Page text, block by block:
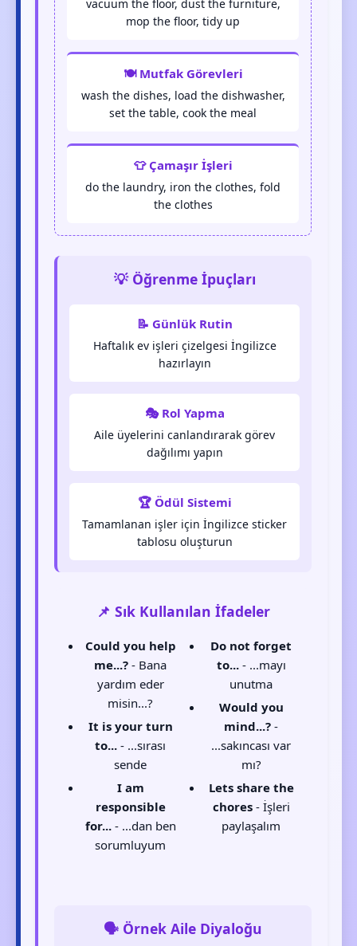
vacuum the floor, dust the furniture,
mop the floor, tidy up
🍽️ Mutfak Görevleri
wash the dishes, load the dishwasher,
set the table, cook the meal
👕 Çamaşır İşleri
do the laundry, iron the clothes, fold
the clothes
💡 Öğrenme İpuçları
📝 Günlük Rutin
Haftalık ev işleri çizelgesi İngilizce
hazırlayın
🎭 Rol Yapma
Aile üyelerini canlandırarak görev
dağılımı yapın
🏆 Ödül Sistemi
Tamamlanan işler için İngilizce sticker
tablosu oluşturun
📌 Sık Kullanılan İfadeler
Could you help
me...? - Bana
yardım eder
misin...?
It is your turn
to... - ...sırası
sende
I am
responsible
for...- ...dan ben
sorumluyum
Do not forget
to...- ...mayı
unutma
Would you
mind...? -
...sakıncası var
mı?
Lets share the
chores- İşleri
paylaşalım
🗣️ Örnek Aile Diyaloğu